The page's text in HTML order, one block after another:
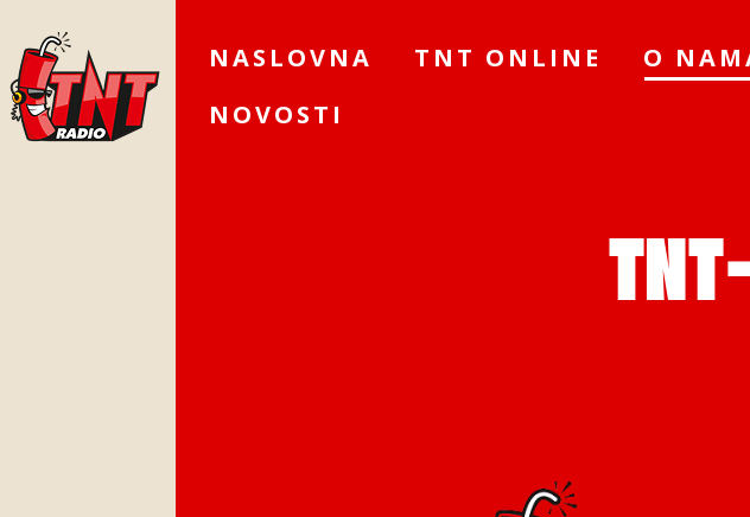
NASLOVNA TNT ONLINE O
NOVOSTI